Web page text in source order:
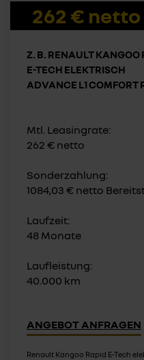
262 €
Z. B. RENAULT KANGOO
E-TECH ELEKTRISCH
ADVANCE L1 COMFORT
Mtl. Leasingrate:
262 € netto
Sonderzahlung:
1084,03 € netto
Laufzeit:
48 Monate
Laufleistung:
40.000 km
ANGEBOT ANFRAGEN
Renault Kangoo Rapid E-Tech